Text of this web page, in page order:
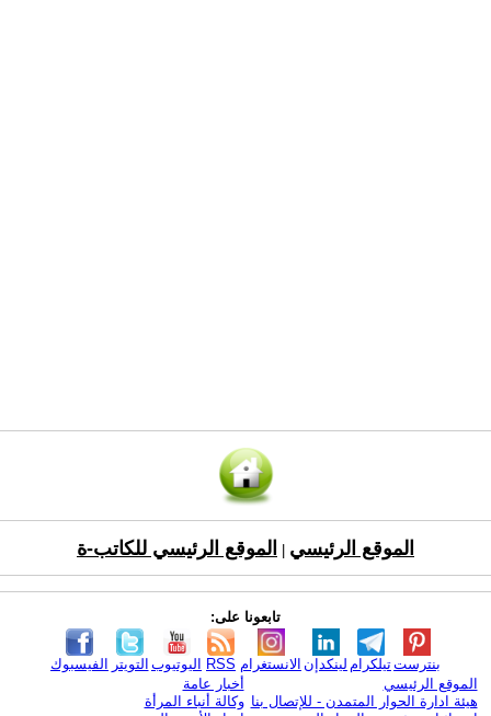
الموقع الرئيسي الموقع الرئيسي للكاتب-ة
تابعونا على:
الفيسبوك التويتر اليوتيوب RSS الانستغرام لينكدإن تيلكرامبنترست
الموقع الرئيسي
هيئة ادارة الحوار المتمدن - للإتصال بنا
أخبار عامة
وكالة أنباء المرأة